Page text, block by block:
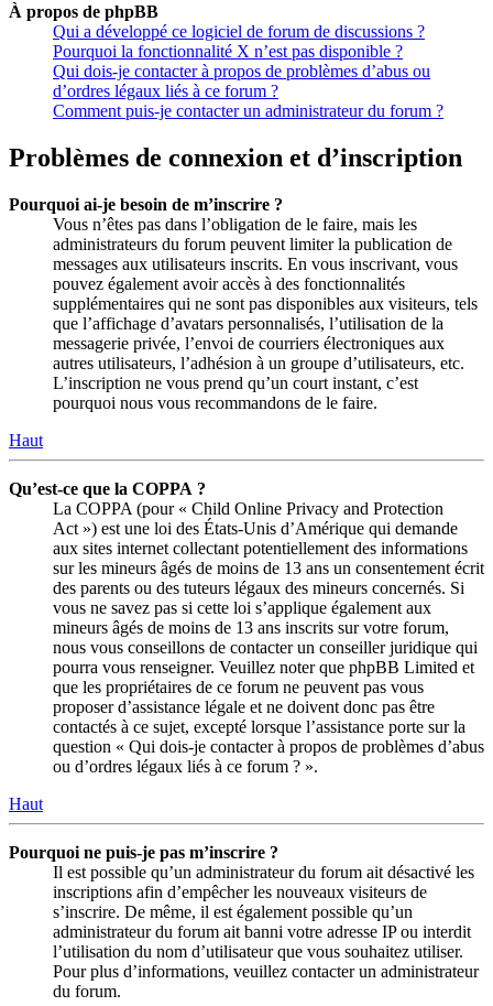
À propos de phpBB
Qui a développé ce logiciel de forum de discussions ?
Pourquoi la fonctionnalité X n’est pas disponible ?
Qui dois-je contacter à propos de problèmes d’abus ou
d’ordres légaux liés à ce forum ?
Comment puis-je contacter un administrateur du forum ?
Problèmes de connexion et d’inscription
Pourquoi ai-je besoin de m’inscrire ?
Vous n’êtes pas dans l’obligation de le faire, mais les
administrateurs du forum peuvent limiter la publication de
messages aux utilisateurs inscrits. En vous inscrivant, vous
pouvez également avoir accès à des fonctionnalités
supplémentaires qui ne sont pas disponibles aux visiteurs, tels
que l’affichage d’avatars personnalisés, l’utilisation de la
messagerie privée, l’envoi de courriers électroniques aux
autres utilisateurs, l’adhésion à un groupe d’utilisateurs, etc.
L’inscription ne vous prend qu’un court instant, c’est
pourquoi nous vous recommandons de le faire.
Haut
Qu’est-ce que la COPPA ?
La COPPA (pour « Child Online Privacy and Protection
Act ») est une loi des États-Unis d’Amérique qui demande
aux sites internet collectant potentiellement des informations
sur les mineurs âgés de moins de 13 ans un consentement écrit
des parents ou des tuteurs légaux des mineurs concernés. Si
vous ne savez pas si cette loi s’applique également aux
mineurs âgés de moins de 13 ans inscrits sur votre forum,
nous vous conseillons de contacter un conseiller juridique qui
pourra vous renseigner. Veuillez noter que phpBB Limited et
que les propriétaires de ce forum ne peuvent pas vous
proposer d’assistance légale et ne doivent donc pas être
contactés à ce sujet, excepté lorsque l’assistance porte sur la
question « Qui dois-je contacter à propos de problèmes d’abus
ou d’ordres légaux liés à ce forum ? ».
Haut
Pourquoi ne puis-je pas m’inscrire ?
Il est possible qu’un administrateur du forum ait désactivé les
inscriptions afin d’empêcher les nouveaux visiteurs de
s’inscrire. De même, il est également possible qu’un
administrateur du forum ait banni votre adresse IP ou interdit
l’utilisation du nom d’utilisateur que vous souhaitez utiliser.
Pour plus d’informations, veuillez contacter un administrateur
du forum.